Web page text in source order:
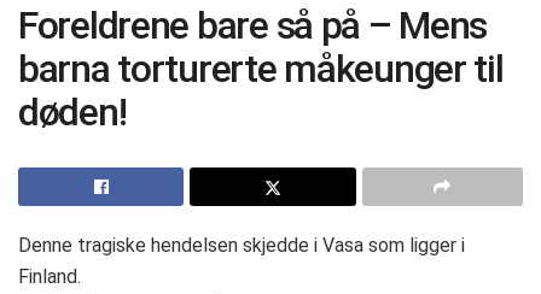
Foreldrene bare så på – Mens
barna torturerte måkeunger til
døden!
Denne tragiske hendelsen skjedde i Vasa som ligger i
Finland.